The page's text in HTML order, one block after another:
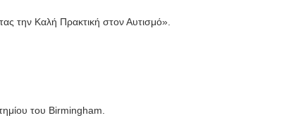
την Καλή Πρακτική στον Αυτισμό».
του Birmingham.